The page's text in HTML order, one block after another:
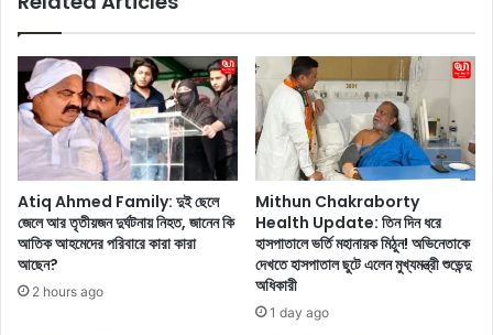
ও
য়ে
স্টা
র্ন
ড়ে
ট্রা
ডি
শ
না
ল
a
n
m
e
n
t
:
এ
দি
Atiq Ahmed Family: দুই ছেলে
জেলে আর তৃতীয়জন দুর্ঘটনায় নিহত, জানেন কি
আতিক আহমেদের পরিবারে কারা কারা
আছেন?
2 hours ago
Mithun Chakraborty
Health Update: তিন দিন ধরে
হাসপাতালে ভর্তি মহানায়ক মিঠুন! অভিনেতাকে
দেখতে হাসপাতাল ছুটে এলেন মুখ্যমন্ত্রী শুভেন্দু
অধিকারী
1 day ago